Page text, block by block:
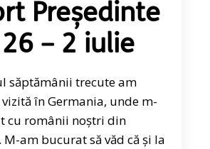
Președinte
26 – 2 iulie
săptămânii trecute am
în Germania, unde m-
cu românii noștri din
am bucurat să văd că și la